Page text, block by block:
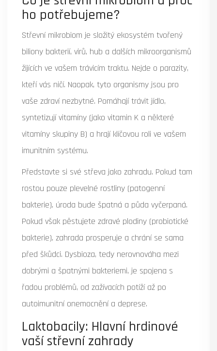
ho potřebujeme?
Střevní mikrobiom je složitý ekosystém tvořený
biliony bakterií, virů, hub a dalších mikroorganismů
žijících ve vašem trávicím traktu. Nejde o parazity,
kteří vás ničí. Naopak, tyto organismy jsou pro
vaše zdraví nezbytné. Pomáhají trávit jídlo,
syntetizují vitamíny (jako vitamin K a některé
vitamíny skupiny B) a hrají klíčovou roli ve vašem
imunitním systému.
Představte si své střeva jako zahradu. Pokud tam
rostou pouze plevelné rostliny (patogenní
bakterie), úroda bude špatná a půda vyčerpaná.
Pokud však pěstujete zdravé plodiny (probiotické
bakterie), zahrada prosperuje a chrání se sama
před škůdci. Dysbioza, tedy nerovnováha mezi
dobrými a špatnými bakteriemi, je spojena s
řadou problémů, od zažívacích potíží až po
autoimunitní onemocnění a deprese.
Laktobacily: Hlavní hrdinové
vaší střevní zahrady